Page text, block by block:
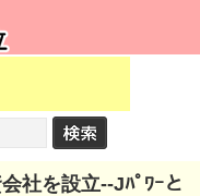
社を設立--Jﾊﾟﾜｰと